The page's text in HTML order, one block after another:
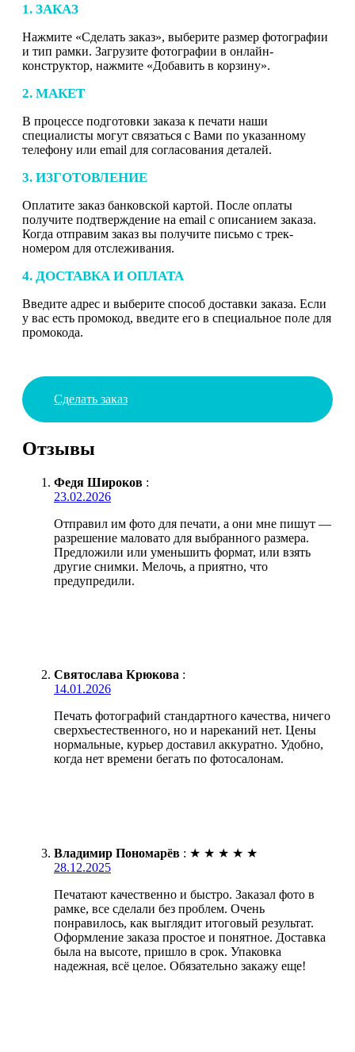
1. ЗАКАЗ
Нажмите «Сделать заказ», выберите размер фотографии
и тип рамки. Загрузите фотографии в онлайн-
конструктор, нажмите «Добавить в корзину».
2. МАКЕТ
В процессе подготовки заказа к печати наши
специалисты могут связаться с Вами по указанному
телефону или email для согласования деталей.
3. ИЗГОТОВЛЕНИЕ
Оплатите заказ банковской картой. После оплаты
получите подтверждение на email с описанием заказа.
Когда отправим заказ вы получите письмо с трек-
номером для отслеживания.
4. ДОСТАВКА И ОПЛАТА
Введите адрес и выберите способ доставки заказа. Если
у вас есть промокод, введите его в специальное поле для
промокода.
Сделать заказ
Отзывы
Федя Широков :
23.02.2026
Отправил им фото для печати, а они мне пишут —
разрешение маловато для выбранного размера.
Предложили или уменьшить формат, или взять
другие снимки. Мелочь, а приятно, что
предупредили.
Святослава Крюкова :
14.01.2026
Печать фотографий стандартного качества, ничего
сверхъестественного, но и нареканий нет. Цены
нормальные, курьер доставил аккуратно. Удобно,
когда нет времени бегать по фотосалонам.
Владимир Пономарёв : ★ ★ ★ ★ ★
28.12.2025
Печатают качественно и быстро. Заказал фото в
рамке, все сделали без проблем. Очень
понравилось, как выглядит итоговый результат.
Оформление заказа простое и понятное. Доставка
была на высоте, пришло в срок. Упаковка
надежная, всё целое. Обязательно закажу еще!